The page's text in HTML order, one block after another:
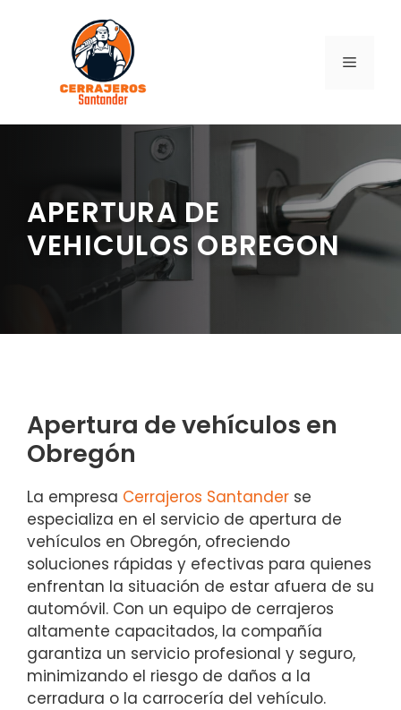
contenido
MENÚ
APERTURA DE
VEHICULOS OBREGON
Apertura de vehículos en
Obregón
La empresa Cerrajeros Santander se
especializa en el servicio de apertura de
vehículos en Obregón, ofreciendo
soluciones rápidas y efectivas para quienes
enfrentan la situación de estar afuera de su
automóvil. Con un equipo de cerrajeros
altamente capacitados, la compañía
garantiza un servicio profesional y seguro,
minimizando el riesgo de daños a la
cerradura o la carrocería del vehículo.